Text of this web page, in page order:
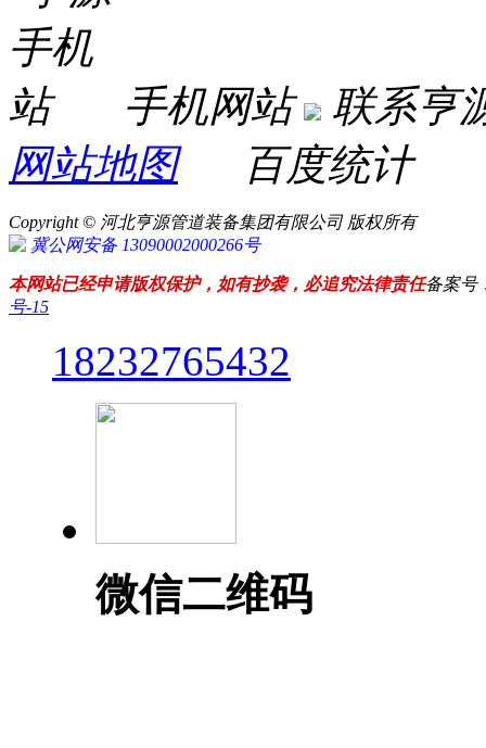
手机网站
联系亨
网站地图百度统计
Copyright © 河北亨源管道装备集团有限公司 版权所有
冀公网安备 13090002000266号
本网站已经申请版权保护，如有抄袭，必追究法律责任备案号
号-15
18232765432
微信二维码